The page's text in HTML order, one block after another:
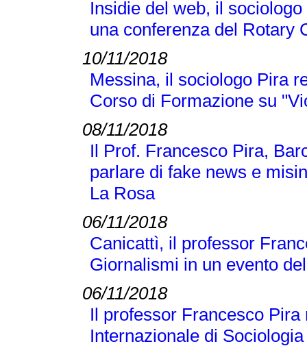
Insidie del web, il
una conferenza del Rotary
10/11/2018
Messina, il sociologo Pira
Corso di Formazione su
08/11/2018
Il Prof. Francesco Pira,
parlare di fake news e
La Rosa
06/11/2018
Canicattì, il professor
Giornalismi in un evento
06/11/2018
Il professor Francesco
Internazionale di